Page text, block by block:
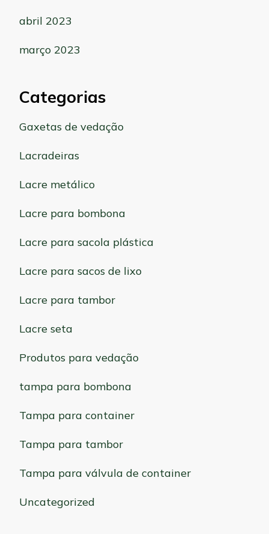
abril 2023
março 2023
Categorias
Gaxetas de vedação
Lacradeiras
Lacre metálico
Lacre para bombona
Lacre para sacola plástica
Lacre para sacos de lixo
Lacre para tambor
Lacre seta
Produtos para vedação
tampa para bombona
Tampa para container
Tampa para tambor
Tampa para válvula de container
Uncategorized